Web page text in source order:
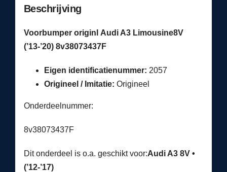
Beschrijving
Voorbumper originl Audi A3 Limousine8V
(’13-’20) 8v38073437F
Eigen identificatienummer: 2057
Origineel / Imitatie: Origineel
Onderdeelnummer:
8v38073437F
Dit onderdeel is o.a. geschikt voor:Audi A3 8V •
(’12-’17)